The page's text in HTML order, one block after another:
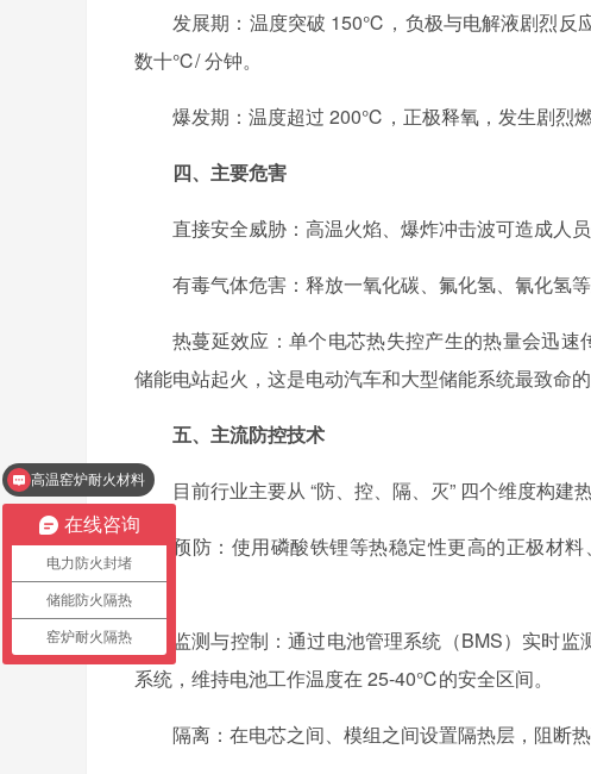
发展期：温度突破 150℃，负极与电解液剧烈反
数十℃/ 分钟。
爆发期：温度超过 200℃，正极释氧，发生剧烈
四、主要危害
直接安全威胁：高温火焰、爆炸冲击波可造成人员
有毒气体危害：释放一氧化碳、氟化氢、氰化氢
热蔓延效应：单个电芯热失控产生的热量会迅
储能电站起火，这是电动汽车和大型储能系统最致命的
五、主流防控技术
目前行业主要从 “防、控、隔、灭” 四个维度构建
预防：使用磷酸铁锂等热稳定性更高的正极材
陷。
监测与控制：通过电池管理系统（BMS）实时
系统，维持电池工作温度在 25-40℃的安全区间。
隔离：在电芯之间、模组之间设置隔热层，阻断热
在线咨询
电力防火封堵
储能防火隔热
窑炉耐火隔热
电缆防火涂料